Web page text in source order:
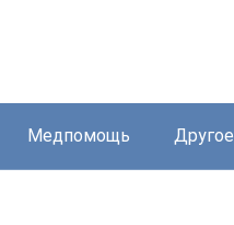
Медпомощь Другое